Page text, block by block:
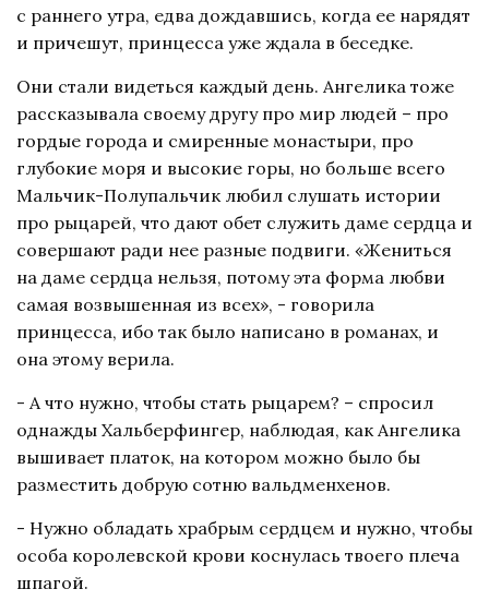
с раннего утра, едва дождавшись, когда ее нарядят
и причешут, принцесса уже ждала в беседке.
Они стали видеться каждый день. Ангелика тоже
рассказывала своему другу про мир людей – про
гордые города и смиренные монастыри, про
глубокие моря и высокие горы, но больше всего
Мальчик-Полупальчик любил слушать истории
про рыцарей, что дают обет служить даме сердца и
совершают ради нее разные подвиги. «Жениться
на даме сердца нельзя, потому эта форма любви
самая возвышенная из всех», - говорила
принцесса, ибо так было написано в романах, и
она этому верила.
- А что нужно, чтобы стать рыцарем? – спросил
однажды Хальберфингер, наблюдая, как Ангелика
вышивает платок, на котором можно было бы
разместить добрую сотню вальдменхенов.
- Нужно обладать храбрым сердцем и нужно, чтобы
особа королевской крови коснулась твоего плеча
шпагой.